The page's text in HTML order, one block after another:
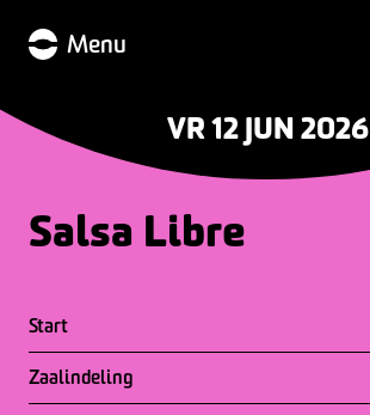
Menu
VR 12 JUN 2026
Salsa Libre
Start
Zaalindeling